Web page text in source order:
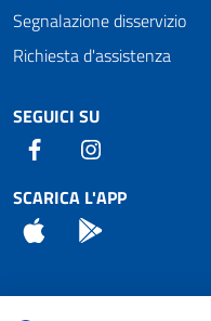
Segnalazione disservizio
Richiesta d'assistenza
SEGUICI SU
Facebook
SCARICA L'APP
App Store